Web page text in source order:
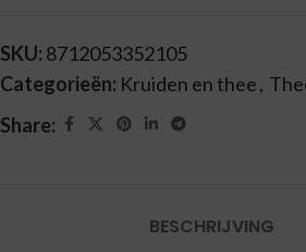
SKU: 8712053352105
Categorieën: Kruiden en thee,
Share:
BESCHRIJVING